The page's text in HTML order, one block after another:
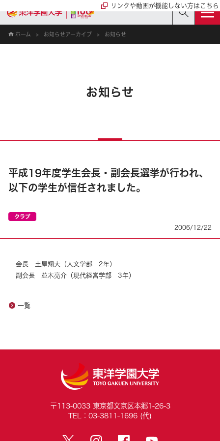
ホーム お知らせアーカイブ お知らせ
お知らせ
平成19年度学生会長・副会長選挙が行われ、
以下の学生が信任されました。
2006/12/22
リンクや動画が機能しない方はこちら
会長 土屋翔大（人文学部 2年）
副会長 並木亮介（現代経営学部 3年）
一覧
〒113-0033 東京都文京区本郷1-26-3
TEL：03-3811-1696 (代)